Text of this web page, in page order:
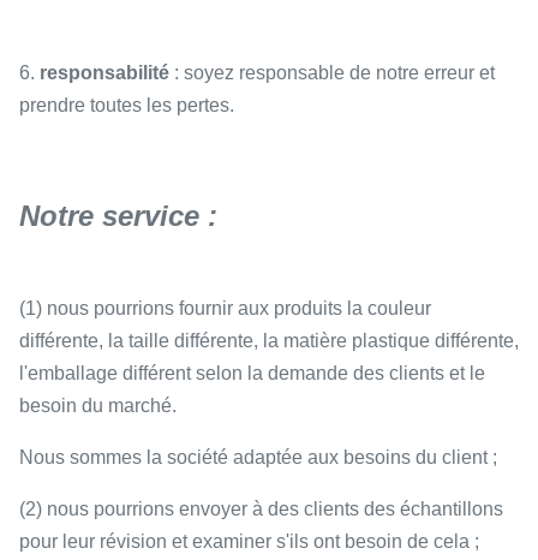
6. responsabilité : soyez responsable de notre erreur et
prendre toutes les pertes.
Notre service :
(1) nous pourrions fournir aux produits la couleur
différente, la taille différente, la matière plastique différente,
l'emballage différent selon la demande des clients et le
besoin du marché.
Nous sommes la société adaptée aux besoins du client ;
(2) nous pourrions envoyer à des clients des échantillons
pour leur révision et examiner s'ils ont besoin de cela ;